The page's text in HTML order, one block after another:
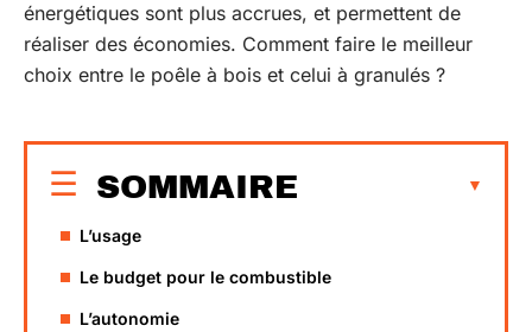
énergétiques sont plus accrues, et permettent de
réaliser des économies. Comment faire le meilleur
choix entre le poêle à bois et celui à granulés ?
SOMMAIRE
L’usage
Le budget pour le combustible
L’autonomie